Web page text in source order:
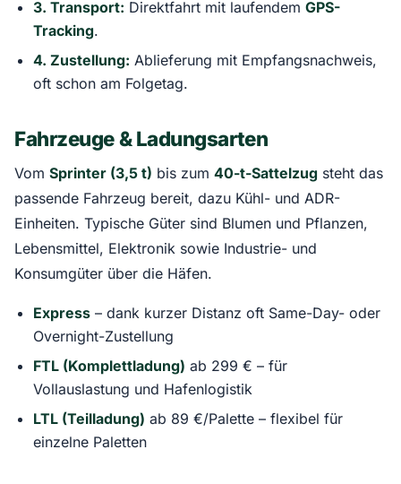
3. Transport: Direktfahrt mit laufendem GPS-
Tracking.
4. Zustellung: Ablieferung mit Empfangsnachweis,
oft schon am Folgetag.
Fahrzeuge & Ladungsarten
Vom Sprinter (3,5 t) bis zum 40-t-Sattelzug steht das
passende Fahrzeug bereit, dazu Kühl- und ADR-
Einheiten. Typische Güter sind Blumen und Pflanzen,
Lebensmittel, Elektronik sowie Industrie- und
Konsumgüter über die Häfen.
Express– dank kurzer Distanz oft Same-Day- oder
Overnight-Zustellung
FTL (Komplettladung) ab 299 € – für
Vollauslastung und Hafenlogistik
LTL (Teilladung) ab 89 €/Palette – flexibel für
einzelne Paletten